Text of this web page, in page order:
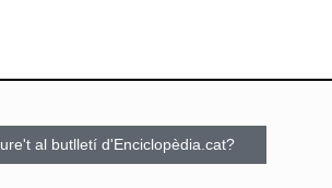
al butlletí d'Enciclopèdia.cat?